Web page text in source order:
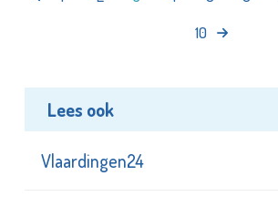
10
Lees ook
Vlaardingen24